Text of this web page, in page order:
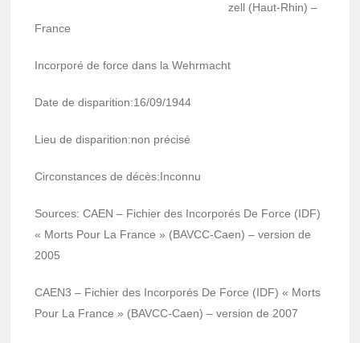
zell (Haut-Rhin) –
France
Incor­poré de force dans la Wehr­macht
Date de dispa­ri­tion:16/09/1944
Lieu de dispa­ri­tion:non précisé
Circons­tances de décès:Inconnu
Sources: CAEN – Fichier des Incor­po­rés De Force (IDF)
« Morts Pour La France » (BAVCC-Caen) – version de
2005
CAEN3 – Fichier des Incor­po­rés De Force (IDF) « Morts
Pour La France » (BAVCC-Caen) – version de 2007